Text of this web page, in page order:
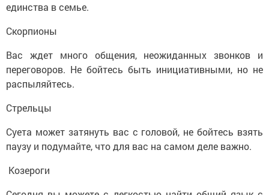
единства в семье.
Скорпионы
Вас ждет много общения, неожиданных звонков и
переговоров. Не бойтесь быть инициативными, но не
распыляйтесь.
Стрельцы
Суета может затянуть вас с головой, не бойтесь взять
паузу и подумайте, что для вас на самом деле важно.
Козероги